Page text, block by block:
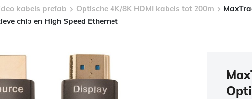
kabels prefab Optische 4K/8K HDMI kabels tot 200m
chip en High Speed Ethernet